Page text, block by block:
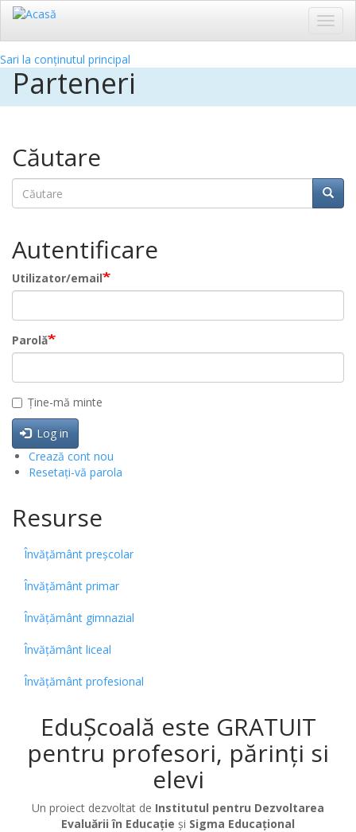
Sari la conținutul principal
Parteneri
Căutare
Căutare
Autentificare
Utilizator/email
Parolă
Ține-mă minte
Log in
Crează cont nou
Resetați-vă parola
Resurse
Învățământ preșcolar
Învățământ primar
Învățământ gimnazial
Învățământ liceal
Învățământ profesional
EduȘcoală este GRATUIT
pentru profesori, părinți si
elevi
Un proiect dezvoltat de Institutul pentru Dezvoltarea
Evaluării în Educație și Sigma Educațional